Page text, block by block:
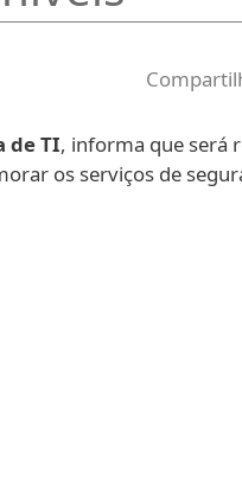
de TI, informa que será
os serviços de